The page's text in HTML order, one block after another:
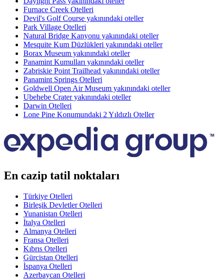
Furnace Creek Otelleri
Devil's Golf Course yakınındaki oteller
Park Village Otelleri
Natural Bridge Kanyonu yakınındaki oteller
Mesquite Kum Düzlükleri yakınındaki oteller
Borax Museum yakınındaki oteller
Panamint Kumulları yakınındaki oteller
Zabriskie Point Trailhead yakınındaki oteller
Panamint Springs Otelleri
Goldwell Open Air Museum yakınındaki oteller
Ubehebe Crater yakınındaki oteller
Darwin Otelleri
Lone Pine Konumundaki 2 Yıldızlı Oteller
En cazip tatil noktaları
Türkiye Otelleri
Birleşik Devletler Otelleri
Yunanistan Otelleri
İtalya Otelleri
Almanya Otelleri
Fransa Otelleri
Kıbrıs Otelleri
Gürcistan Otelleri
İspanya Otelleri
Azerbaycan Otelleri